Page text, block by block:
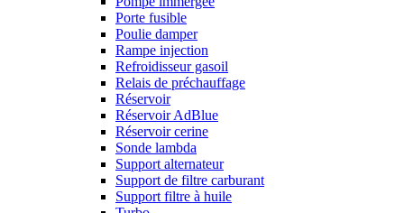
Porte fusible
Poulie damper
Rampe injection
Refroidisseur gasoil
Relais de préchauffage
Réservoir
Réservoir AdBlue
Réservoir cerine
Sonde lambda
Support alternateur
Support de filtre carburant
Support filtre à huile